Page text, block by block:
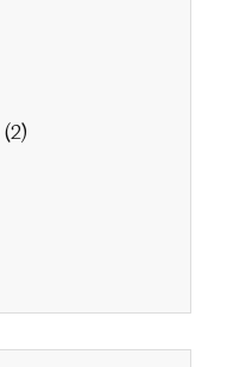
(2)